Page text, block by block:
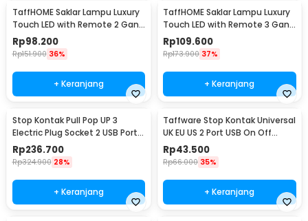
TaffHOME Saklar Lampu Luxury
Touch LED with Remote 2 Gang
- XJG-DH001
Rp98.200
Rp151.900 36%
+ Keranjang
TaffHOME Saklar Lampu Luxury
Touch LED with Remote 3 Gang
- XJG-DH001
Rp109.600
Rp173.900 37%
+ Keranjang
Stop Kontak Pull Pop UP 3
Electric Plug Socket 2 USB Port
EU - PDU
Rp236.700
Rp324.900 28%
+ Keranjang
Taffware Stop Kontak Universal
UK EU US 2 Port USB On Off
Switch - LC-20
Rp43.500
Rp66.000 35%
+ Keranjang